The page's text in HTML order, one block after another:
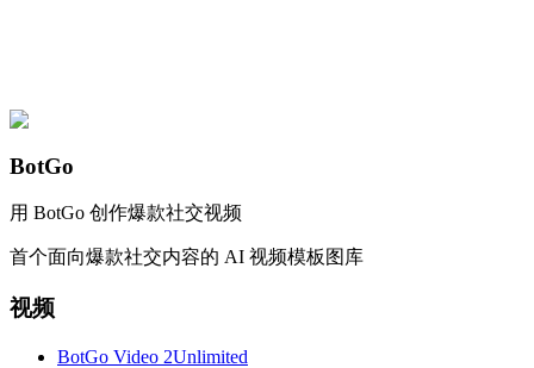
BotGo
用 BotGo 创作爆款社交视频
首个面向爆款社交内容的 AI 视频模板图库
视频
BotGo Video 2Unlimited